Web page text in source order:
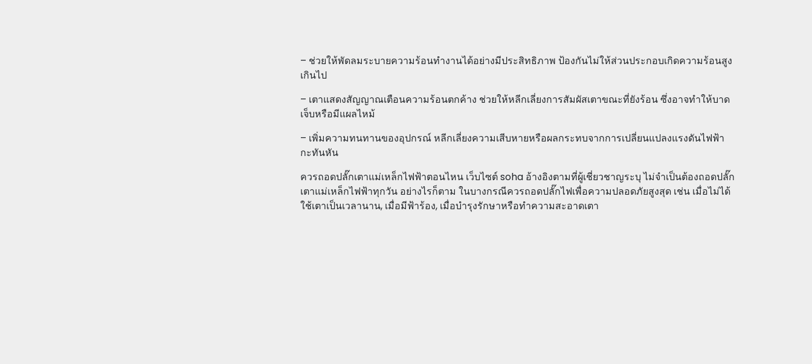
– ช่วยให้พัดลมระบายความร้อนทำงานได้อย่างมีประสิทธิภาพ ป้องกันไม่ให้ส่วนประกอบเกิดความร้อนสูง
เกินไป
– เตาแสดงสัญญาณเตือนความร้อนตกค้าง ช่วยให้หลีกเลี่ยงการสัมผัสเตาขณะที่ยังร้อน ซึ่งอาจทำให้บาด
เจ็บหรือมีแผลไหม้
– เพิ่มความทนทานของอุปกรณ์ หลีกเลี่ยงความเสีบหายหรือผลกระทบจากการเปลี่ยนแปลงแรงดันไฟฟ้า
กะทันหัน
ควรถอดปลั๊กเตาแม่เหล็กไฟฟ้าตอนไหน เว็บไซต์ soha อ้างอิงตามที่ผู้เชี่ยวชาญระบุ ไม่จำเป็นต้องถอดปลั๊ก
เตาแม่เหล็กไฟฟ้าทุกวัน อย่างไรก็ตาม ในบางกรณีควรถอดปลั๊กไฟเพื่อความปลอดภัยสูงสุด เช่น เมื่อไม่ได้
ใช้เตาเป็นเวลานาน, เมื่อมีฟ้าร้อง, เมื่อบำรุงรักษาหรือทำความสะอาดเตา